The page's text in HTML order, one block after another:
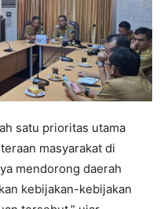
satu prioritas utama
masyarakat di
mendorong daerah
kebijakan-kebijakan